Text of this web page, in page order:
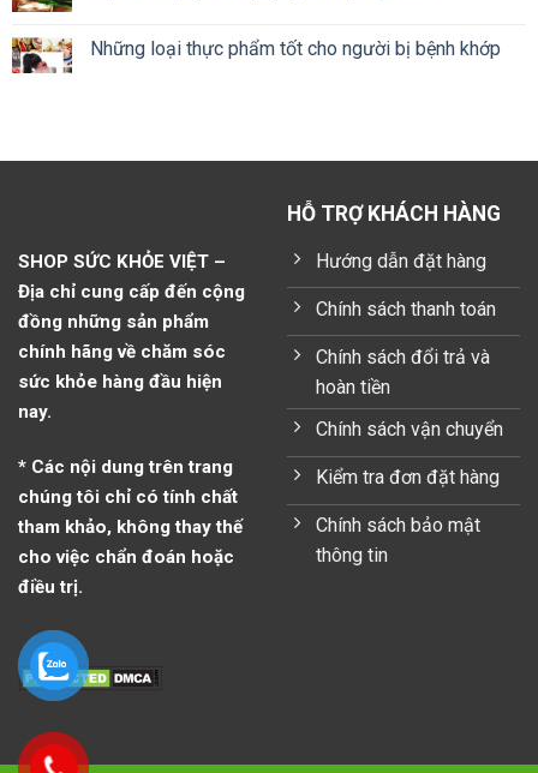
Những loại thực phẩm tốt cho người bị bệnh khớp
SHOP SỨC KHỎE VIỆT –
Địa chỉ cung cấp đến cộng
đồng những sản phẩm
chính hãng về chăm sóc
sức khỏe hàng đầu hiện
nay.
* Các nội dung trên trang
chúng tôi chỉ có tính chất
tham khảo, không thay thế
cho việc chẩn đoán hoặc
điều trị.
HỖ TRỢ KHÁCH HÀNG
Hướng dẫn đặt hàng
Chính sách thanh toán
Chính sách đổi trả và
hoàn tiền
Chính sách vận chuyển
Kiểm tra đơn đặt hàng
Chính sách bảo mật
thông tin